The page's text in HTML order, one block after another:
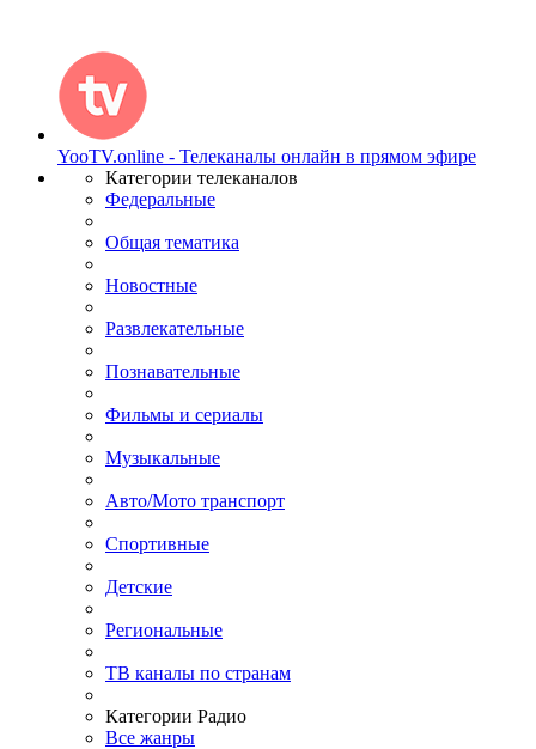
YooTV.online - Телеканалы онлайн в прямом эфире
Категории телеканалов
Федеральные
Общая тематика
Новостные
Развлекательные
Познавательные
Фильмы и сериалы
Музыкальные
Авто/Мото транспорт
Спортивные
Детские
Региональные
ТВ каналы по странам
Категории Радио
Все жанры